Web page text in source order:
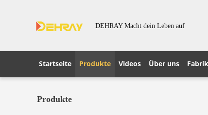
DEHRAY Macht dein Leben auf
Startseite Produkte Videos Über uns
Produkte